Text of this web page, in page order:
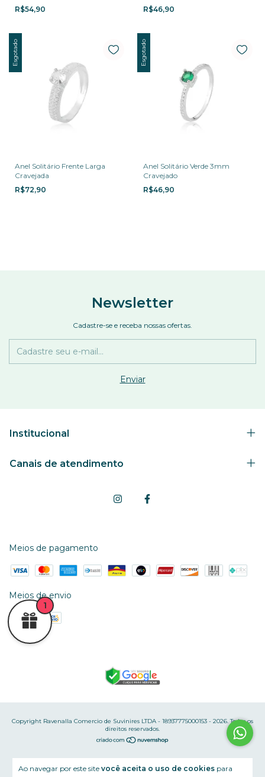
Ao navegar por este site você aceita o uso de cookies para
R$54,90
R$46,90
Esgotado
Anel Solitário Frente Larga
Cravejada
R$72,90
Esgotado
Anel Solitário Verde 3mm
Cravejado
R$46,90
Newsletter
Cadastre-se e receba nossas ofertas.
Institucional
Canais de atendimento
Meios de pagamento
Meios de envio
Copyright Ravenalla Comercio de Suvinires LTDA - 18937775000153 - 2026. Todos os
direitos reservados.
1